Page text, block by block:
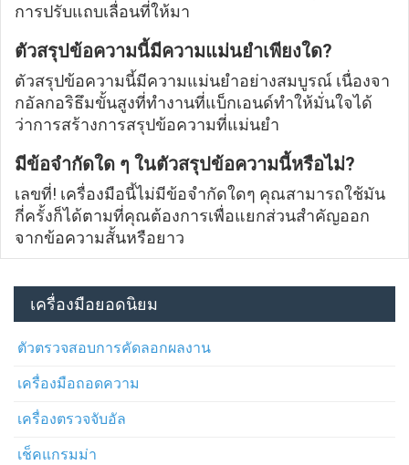
การปรับแถบเลื่อนที่ให้มา
ตัวสรุปข้อความนี้มีความแม่นยำเพียงใด?
ตัวสรุปข้อความนี้มีความแม่นยำอย่างสมบูรณ์ เนื่องจา
กอัลกอริธึมขั้นสูงที่ทำงานที่แบ็กเอนด์ทำให้มั่นใจได้
ว่าการสร้างการสรุปข้อความที่แม่นยำ
มีข้อจำกัดใด ๆ ในตัวสรุปข้อความนี้หรือไม่?
เลขที่! เครื่องมือนี้ไม่มีข้อจำกัดใดๆ คุณสามารถใช้มัน
กี่ครั้งก็ได้ตามที่คุณต้องการเพื่อแยกส่วนสำคัญออก
จากข้อความสั้นหรือยาว
เครื่องมือยอดนิยม
ตัวตรวจสอบการคัดลอกผลงาน
เครื่องมือถอดความ
เครื่องตรวจจับอัล
เช็คแกรมม่า